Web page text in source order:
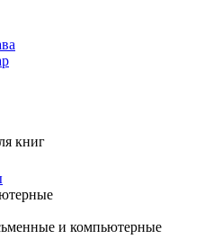
книг
и компьютерные